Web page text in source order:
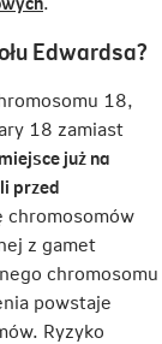
się
nowej
karcie
Edwardsa?
18,
18 zamiast
już na
przed
chromosomów
z gamet
chromosomu
powstaje
Ryzyko